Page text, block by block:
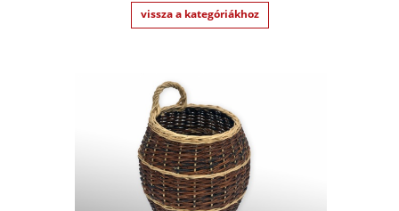
vissza a kategóriákhoz